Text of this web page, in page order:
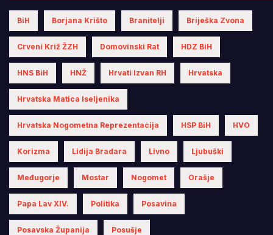
BiH Borjana Krišto Branitelji Briješka Zvona
Crveni Križ ŽZH Domovinski Rat HDZ BiH
HNS BiH HNŽ Hrvati Izvan RH Hrvatska
Hrvatska Matica Iseljenika
Hrvatska Nogometna Reprezentacija HSP BiH HVO
Korizma Lidija Bradara Livno Ljubuški
Međugorje Mostar Nogomet Orašje
Papa Lav XIV. Politika Posavina
Posavska Županija Posušje